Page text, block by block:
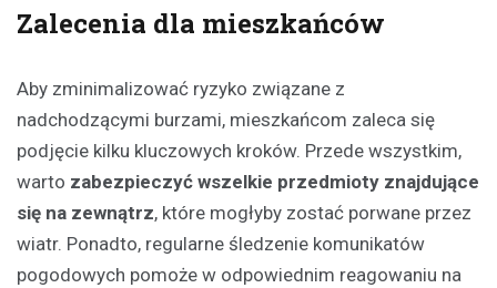
Zalecenia dla mieszkańców
Aby zminimalizować ryzyko związane z
nadchodzącymi burzami, mieszkańcom zaleca się
podjęcie kilku kluczowych kroków. Przede wszystkim,
warto zabezpieczyć wszelkie przedmioty znajdujące
się na zewnątrz, które mogłyby zostać porwane przez
wiatr. Ponadto, regularne śledzenie komunikatów
pogodowych pomoże w odpowiednim reagowaniu na